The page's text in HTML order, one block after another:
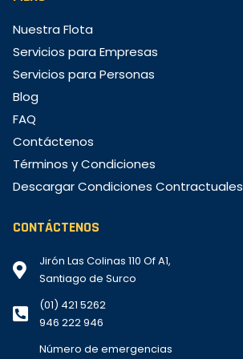
Nuestra Flota
Servicios para Empresas
Servicios para Personas
Blog
FAQ
Contáctenos
Términos y Condiciones
Descargar Condiciones Contractuales
CONTÁCTENOS
Jirón Las Colinas 110 Of A1,
Santiago de Surco
(01) 421 5262
946 222 946
Número de emergencias